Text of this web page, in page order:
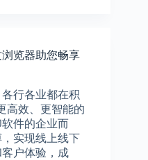
览器助您畅享
行各业都在积
高效、更智能的
件的企业而
实现线上线下
户体验，成